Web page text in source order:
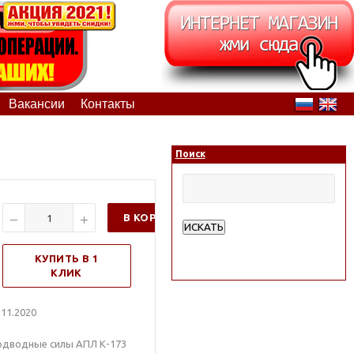
Вакансии Контакты
В КОРЗИНУ
КУПИТЬ В 1
КЛИК
силы АПЛ К-173
Поиск
ИСКАТЬ